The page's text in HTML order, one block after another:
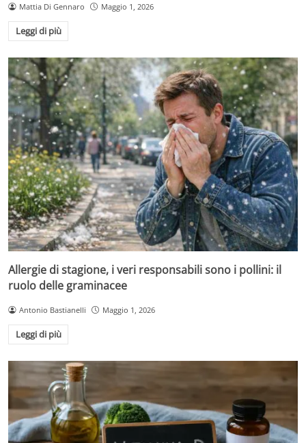
Mattia Di Gennaro Maggio 1, 2026
Leggi di più
Allergie di stagione, i veri responsabili sono i pollini: il
ruolo delle graminacee
Antonio Bastianelli Maggio 1, 2026
Leggi di più